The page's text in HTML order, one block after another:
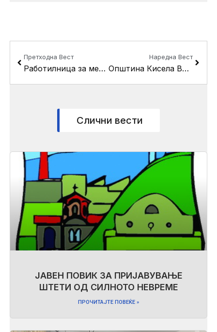
Претходна Вест
Работилница за меѓуетничка интеграција во ОУ “Св. Климент Охридски” во село Драчево
Наредна Вест
Општина Кисела Вода додели 61 ваучер, за 61 новородено дете
Слични вести
ЈАВЕН ПОВИК ЗА ПРИЈАВУВАЊЕ
ШТЕТИ ОД СИЛНОТО НЕВРЕМЕ
ПРОЧИТАЈТЕ ПОВЕЌЕ »